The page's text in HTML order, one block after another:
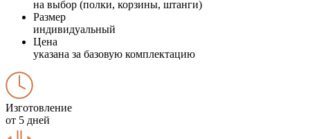
на выбор (полки, корзины, штанги)
Размер
индивидуальный
Цена
указана за базовую комплектацию
Изготовление
от 5 дней